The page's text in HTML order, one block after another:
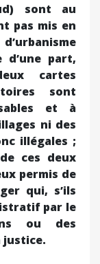
sont au
pas mis en
d’une part,
cartes
sont
et à
ni des
illégales ;
ces deux
permis de
qui, s’ils
par le
ou des
justice.